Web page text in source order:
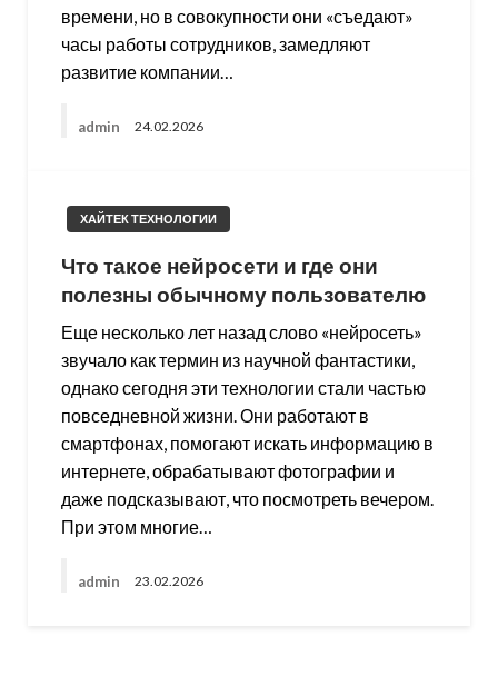
времени, но в совокупности они «съедают»
часы работы сотрудников, замедляют
развитие компании…
admin 24.02.2026
ХАЙТЕК ТЕХНОЛОГИИ
Что такое нейросети и где они
полезны обычному пользователю
Еще несколько лет назад слово «нейросеть»
звучало как термин из научной фантастики,
однако сегодня эти технологии стали частью
повседневной жизни. Они работают в
смартфонах, помогают искать информацию в
интернете, обрабатывают фотографии и
даже подсказывают, что посмотреть вечером.
При этом многие…
admin 23.02.2026